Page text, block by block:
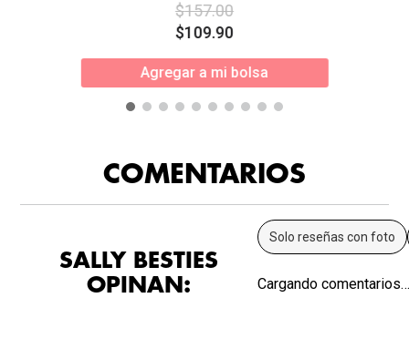
$157.00
$109.90
Agregar a mi bolsa
COMENTARIOS
SALLY BESTIES
OPINAN:
Solo reseñas con foto
Cargando